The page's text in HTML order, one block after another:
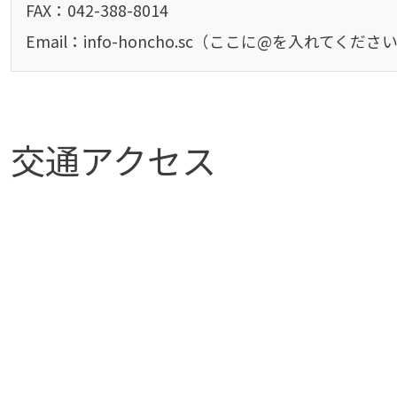
FAX：042-388-8014
Email：info-honcho.sc（ここに@を入れてくださ
交通アクセス